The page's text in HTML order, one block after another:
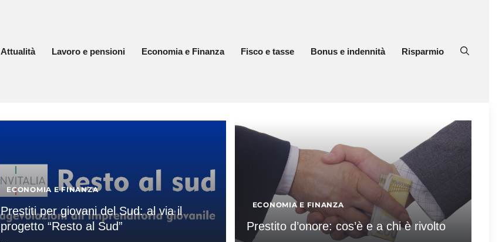
Attualità Lavoro e pensioni Economia e Finanza Fisco e tasse Bonus e indennità Risparmio
ECONOMIA E FINANZA
Prestiti per giovani del Sud: al via il
progetto “Resto al Sud”
ECONOMIA E FINANZA
Prestito d’onore: cos’è e a chi è rivolto